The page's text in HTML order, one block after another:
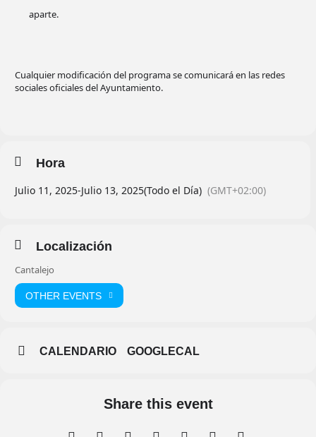
aparte.
Cualquier modificación del programa se comunicará en las redes
sociales oficiales del Ayuntamiento.
Hora
Julio 11, 2025-Julio 13, 2025(Todo el Día) (GMT+02:00)
Localización
Cantalejo
OTHER EVENTS
CALENDARIO GOOGLECAL
Share this event